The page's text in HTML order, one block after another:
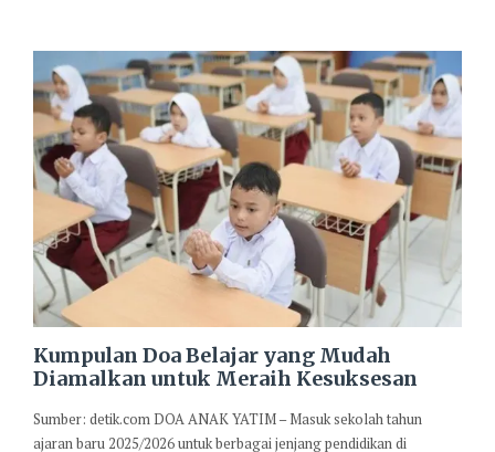
Kumpulan Doa Belajar yang Mudah
Diamalkan untuk Meraih Kesuksesan
Sumber: detik.com DOA ANAK YATIM – Masuk sekolah tahun
ajaran baru 2025/2026 untuk berbagai jenjang pendidikan di